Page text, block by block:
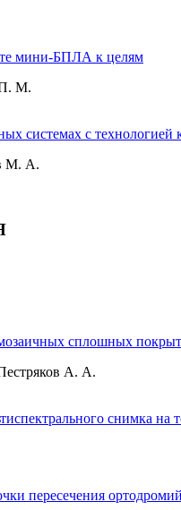
мини-БПЛА к целям
П. М.
системах с технологией
М. А.
сплошных
А. А.
снимка
пересечения